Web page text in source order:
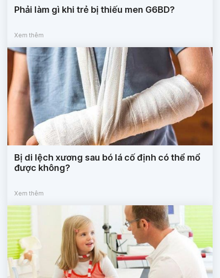
Phải làm gì khi trẻ bị thiếu men G6BD?
Xem thêm
Bị di lệch xương sau bó lá cố định có thể mổ
được không?
Xem thêm